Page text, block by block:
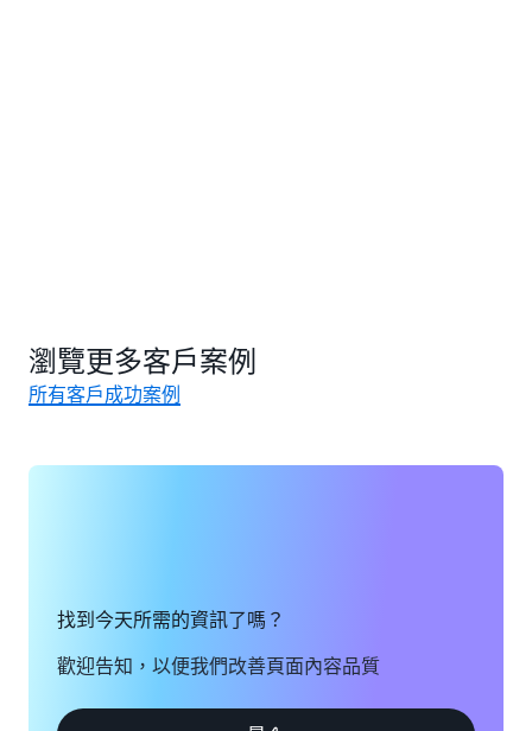
瀏覽更多客戶案例
所有客戶成功案例
找到今天所需的資訊了嗎？
歡迎告知，以便我們改善頁面內容品質